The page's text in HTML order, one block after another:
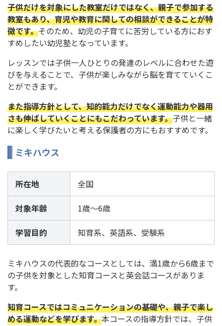
子供だけを対象にした教室だけではなく、親子で参加する
教室もあり、育児や教育に関しての相談ができることが特
徴です。そのため、幼児の子育てに苦労している方におす
すめしたい幼児塾となっています。
レッスンでは子供一人ひとりの発達のレベルに合わせた遊
びを与えることで、子供が楽しみながら脳を育てていくこ
とができます。
また指導方針として、知的能力だけでなく運動能力や器用
さも伸ばしていくことにもこだわっています。子供と一緒
に楽しく学びたいと考える保護者の方にもおすすめです。
ミキハウス
所在地 全国
対象年齢 1歳～6歳
学習目的 知育系、英語系、受験系
ミキハウスの代表的なコースとしては、満1歳から6歳まで
の子供を対象とした知育コースと英会話コースがありま
す。
知育コースではコミュニケーションの基礎や、親子で楽し
める運動などを学びます。本コースの指導方針では、子供